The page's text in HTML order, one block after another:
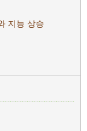
지능 상승